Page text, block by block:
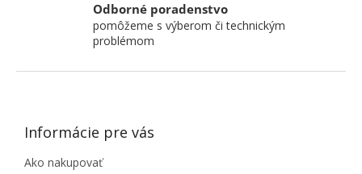
Odborné poradenstvo
pomôžeme s výberom či technickým
problémom
ZÁPÄTIE
Informácie pre vás
Ako nakupovať